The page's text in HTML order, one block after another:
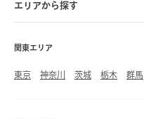
エリアから探す
関東エリア
東京 神奈川 茨城 栃木 群馬